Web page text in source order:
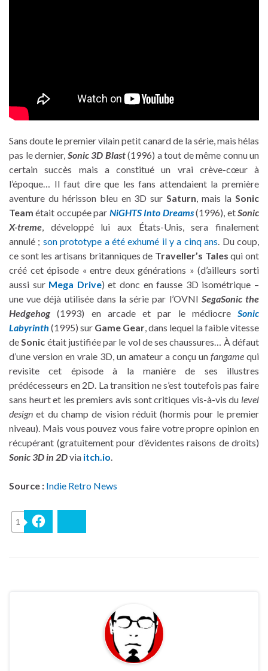
Sans doute le premier vilain petit canard de la série, mais hélas
pas le dernier, Sonic 3D Blast(1996) a tout de même connu un
certain succès mais a constitué un vrai crève-cœur à
l’époque… Il faut dire que les fans attendaient la première
aventure du hérisson bleu en 3D surSaturn, mais laSonic
Team était occupée par NiGHTS Into Dreams(1996), etSonic
X-treme, développé lui aux États-Unis, sera finalement
annulé ; son prototype a été exhumé il y a cinq ans. Du coup,
ce sont les artisans britanniques de Traveller’s Tales qui ont
créé cet épisode « entre deux générations » (d’ailleurs sorti
aussi sur Mega Drive) et donc en fausse 3D isométrique –
une vue déjà utilisée dans la série par l’OVNI SegaSonic the
Hedgehog (1993) en arcade et par le médiocre Sonic
Labyrinth (1995) sur Game Gear, dans lequel la faible vitesse
deSonic était justifiée par le vol de ses chaussures… À défaut
d’une version en vraie 3D, un amateur a conçu un fangame qui
revisite cet épisode à la manière de ses illustres
prédécesseurs en 2D. La transition ne s’est toutefois pas faire
sans heurt et les premiers avis sont critiques vis-à-vis du level
design et du champ de vision réduit (hormis pour le premier
niveau). Mais vous pouvez vous faire votre propre opinion en
récupérant (gratuitement pour d’évidentes raisons de droits)
Sonic 3D in 2Dvia itch.io.
Source : Indie Retro News
1